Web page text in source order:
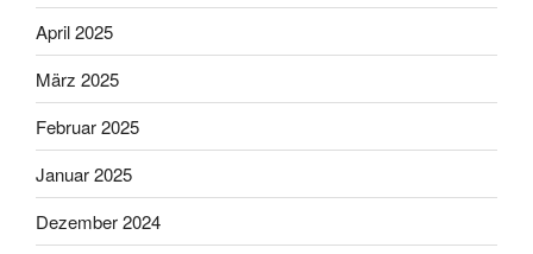
April 2025
März 2025
Februar 2025
Januar 2025
Dezember 2024